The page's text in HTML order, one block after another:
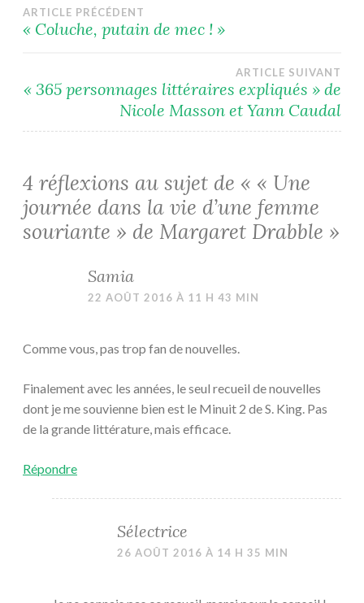
Navigation
l’article
ARTICLE PRÉCÉDENT
« Coluche, putain de mec ! »
ARTICLE SUIVANT
« 365 personnages littéraires expliqués » de
Nicole Masson et Yann Caudal
4 réflexions au sujet de « « Une
journée dans la vie d’une femme
souriante » de Margaret Drabble »
Samia
22 AOÛT 2016 À 11 H 43 MIN
Comme vous, pas trop fan de nouvelles.
Finalement avec les années, le seul recueil de nouvelles
dont je me souvienne bien est le Minuit 2 de S. King. Pas
de la grande littérature, mais efficace.
Répondre
Sélectrice
26 AOÛT 2016 À 14 H 35 MIN